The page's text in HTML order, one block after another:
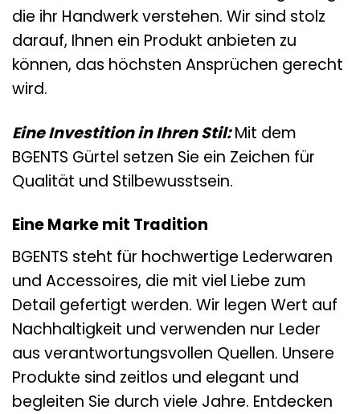
die ihr Handwerk verstehen. Wir sind stolz
darauf, Ihnen ein Produkt anbieten zu
können, das höchsten Ansprüchen gerecht
wird.
Eine Investition in Ihren Stil:Mit dem
BGENTS Gürtel setzen Sie ein Zeichen für
Qualität und Stilbewusstsein.
Eine Marke mit Tradition
BGENTS steht für hochwertige Lederwaren
und Accessoires, die mit viel Liebe zum
Detail gefertigt werden. Wir legen Wert auf
Nachhaltigkeit und verwenden nur Leder
aus verantwortungsvollen Quellen. Unsere
Produkte sind zeitlos und elegant und
begleiten Sie durch viele Jahre. Entdecken